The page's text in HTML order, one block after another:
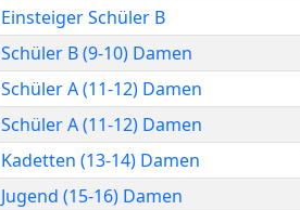
Einsteiger Schüler B
Schüler B (9-10) Damen
Schüler A (11-12) Damen
Schüler A (11-12) Damen
Kadetten (13-14) Damen
Jugend (15-16) Damen